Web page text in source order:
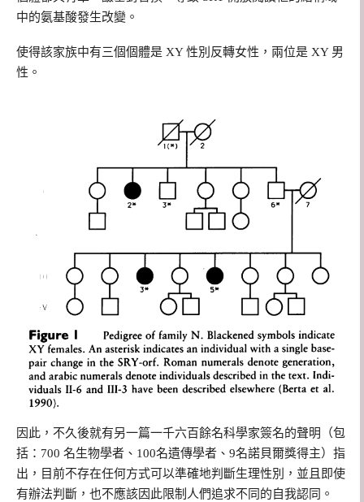
中的氨基酸發生改變。
使得該家族中有三個個體是 XY 性別反轉女性，兩位是 XY 男
性。
因此，不久後就有另一篇一千六百餘名科學家簽名的聲明（包
括：700 名生物學者、100名遺傳學者、9名諾貝爾獎得主）指
出，目前不存在任何方式可以準確地判斷生理性別，並且即使
有辦法判斷，也不應該因此限制人們追求不同的自我認同。